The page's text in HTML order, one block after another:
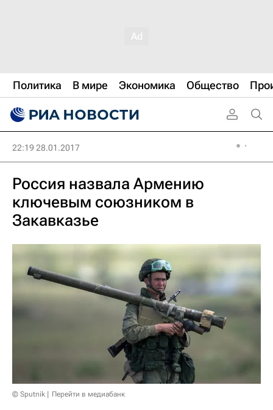
Политика В мире Экономика Общество
22:19 28.01.2017
Россия назвала Армению
ключевым союзником в
Закавказье
© Sputnik Перейти в медиабанк